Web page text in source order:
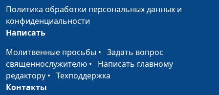
тусовками?
Феофанова, Вика Булатова,
Таня Булатова
женой?
Мараханова, Оля
Феофанова, Вика Булатова,
Таня Булатова
Политика обработки персональных данных и
конфиденциальности
Написать
Молитвенные просьбы • Задать вопрос
священнослужителю • Написать главному
редактору • Техподдержка
Контакты